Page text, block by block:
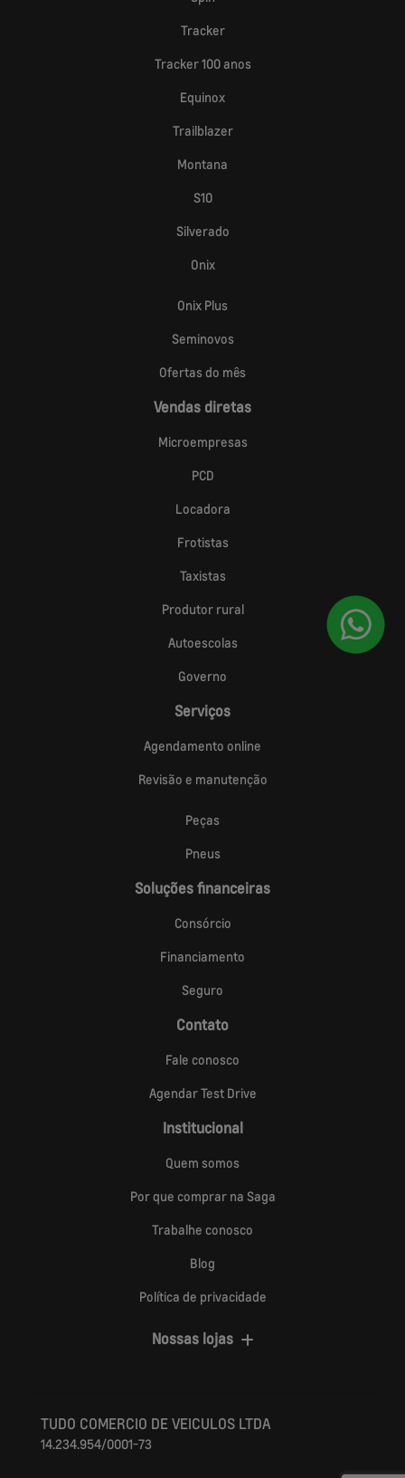
Tracker
Tracker 100 anos
Equinox
Trailblazer
Montana
S10
Silverado
Onix
Onix Plus
Seminovos
Ofertas do mês
Vendas diretas
Microempresas
PCD
Locadora
Frotistas
Taxistas
Produtor rural
Autoescolas
Governo
Serviços
Agendamento online
Revisão e manutenção
Peças
Pneus
Soluções financeiras
Consórcio
Financiamento
Seguro
Contato
Fale conosco
Agendar Test Drive
Institucional
Quem somos
Por que comprar na Saga
Trabalhe conosco
Blog
Política de privacidade
Nossas lojas
TUDO COMERCIO DE VEICULOS LTDA
14.234.954/0001-73